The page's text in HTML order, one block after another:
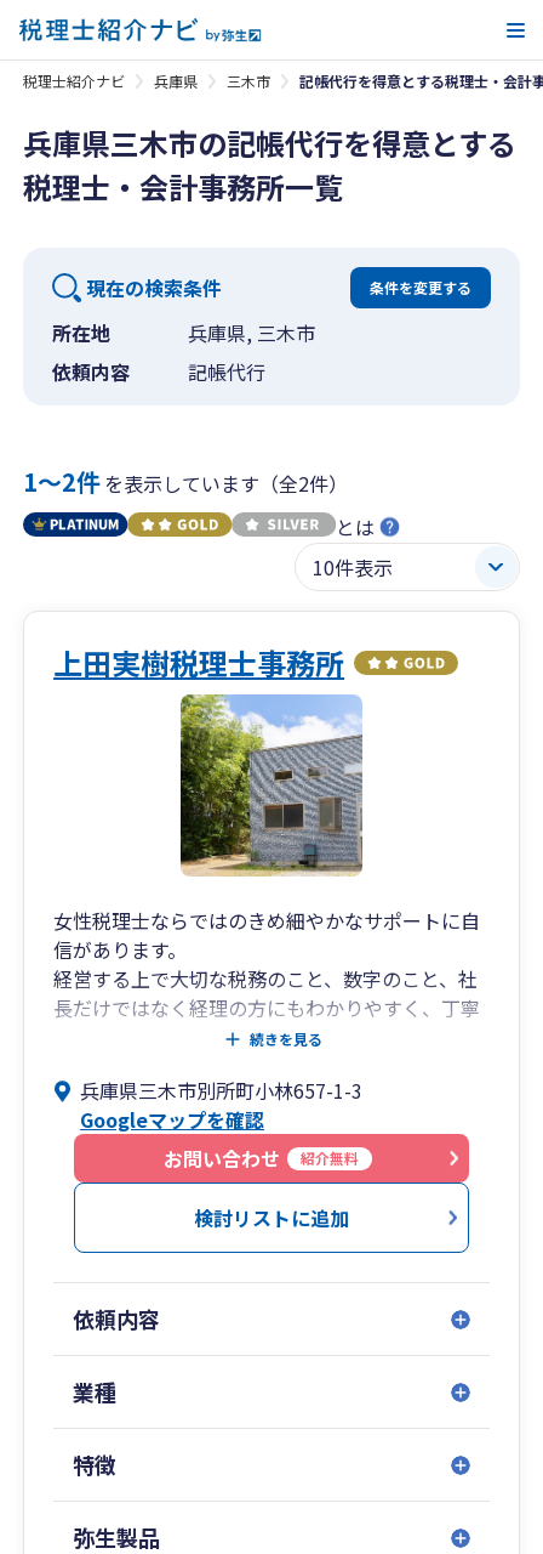
税理士紹介ナビ 兵庫県 三木市 記帳代行を得意とする税理士・会計
兵庫県三木市の記帳代行を得意とする
税理士・会計事務所一覧
現在の検索条件 条件を変更する
所在地
兵庫県, 三木市
依頼内容
記帳代行
1〜2件を表示しています（全2件）
とは
上田実樹税理士事務所
女性税理士ならではのきめ細やかなサポートに自
信があります。
経営する上で大切な税務のこと、数字のこと、社
長だけではなく経理の方にもわかりやすく、丁寧
にアドバイスを行います。
強みです。
続きを見る
兵庫県三木市別所町小林657-1-3
Googleマップを確認
お問い合わせ
紹介無料
検討リストに追加
依頼内容
業種
特徴
弥生製品